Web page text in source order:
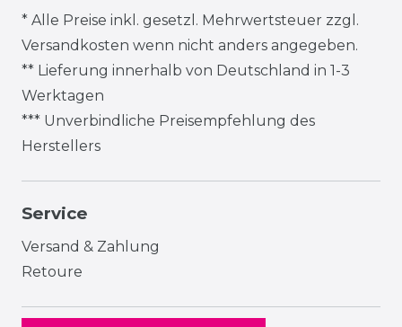
* Alle Preise inkl. gesetzl. Mehrwertsteuer zzgl.
Versandkosten wenn nicht anders angegeben.
** Lieferung innerhalb von Deutschland in 1-3
Werktagen
*** Unverbindliche Preisempfehlung des
Herstellers
Service
Versand & Zahlung
Retoure